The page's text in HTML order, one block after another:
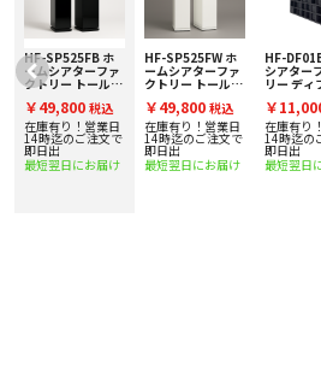
〇 こだわり抜いた Hi-Fi クオリティのハイパワ
BTL 構成による 100W＋ 100W（8Ω）の大出
ク方式による超低歪み率
〇 独自のデジタルフィルター技術「Marantz
独自のアルゴリズムを用いたデジタルフィル
原音に忠実な Hi-Fi サウンドを実現
〇 開放的な空間表現を可能にする Waved Top
非磁性体のステンレス製メッシュ構造により
を実現
〇 プレミアムな質感と高音質を両立させるエ
HF-SP525FB ホ
ームシアターファ
クトリー トールボ
台] 下取り査定額
20%アップ実施
中！
￥49,800 税込
在庫有り！営業日
14時迄のご注文で
即日出
最短翌日にお届け
HF-SP525FW ホ
ームシアターファ
クトリー トールボ
台] 下取り査定額
20%アップ実施
中！
￥49,800 税込
在庫有り！営業日
14時迄のご注文で
即日出
最短翌日にお届け
HF-
シアター
リー ディ
ル）
￥
在庫有り
14時迄の
即日出
最短翌日